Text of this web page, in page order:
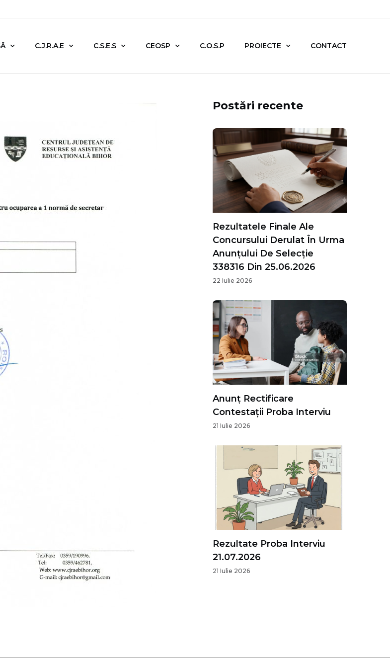
C.J.R.A.E C.S.E.S CEOSP C.O.S.P PROIECTE CONTACT
Postări recente
Rezultatele Finale Ale
Concursului Derulat În Urma
Anunțului De Selecție
338316 Din 25.06.2026
22 Iulie 2026
Anunț Rectificare
Contestații Proba Interviu
21 Iulie 2026
Rezultate Proba Interviu
21.07.2026
21 Iulie 2026